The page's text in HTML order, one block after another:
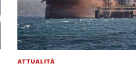
ATTUALITÀ